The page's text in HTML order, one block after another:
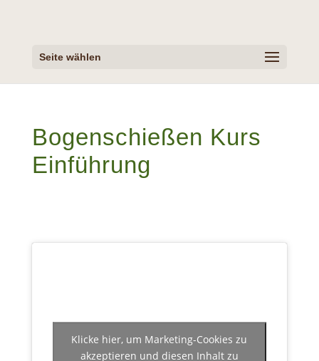
Seite wählen
Bogenschießen Kurs
Einführung
Klicke hier, um Marketing-Cookies zu
akzeptieren und diesen Inhalt zu